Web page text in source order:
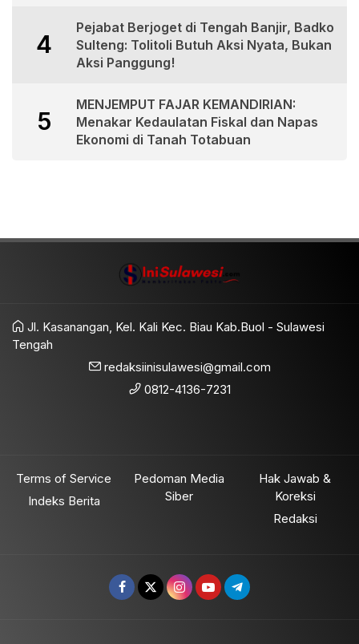
4
Pejabat Berjoget di Tengah Banjir, Badko
Sulteng: Tolitoli Butuh Aksi Nyata, Bukan
Aksi Panggung!
5
MENJEMPUT FAJAR KEMANDIRIAN:
Menakar Kedaulatan Fiskal dan Napas
Ekonomi di Tanah Totabuan
Jl. Kasanangan, Kel. Kali Kec. Biau Kab.Buol - Sulawesi
Tengah
redaksiinisulawesi@gmail.com
0812-4136-7231
Terms of Service
Indeks Berita
Pedoman Media
Siber
Hak Jawab &
Koreksi
Redaksi